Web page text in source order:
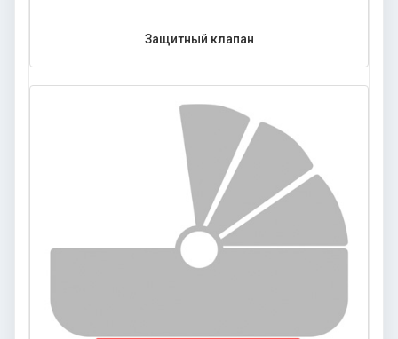
Защитный клапан